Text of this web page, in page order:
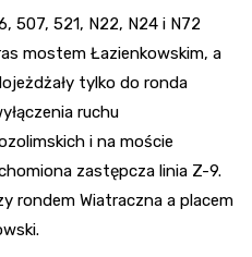
507, 521, N22, N24 i N72
mostem Łazienkowskim, a
tylko do ronda
ruchu
i na moście
zastępcza linia Z-9.
rondem Wiatraczna a placem